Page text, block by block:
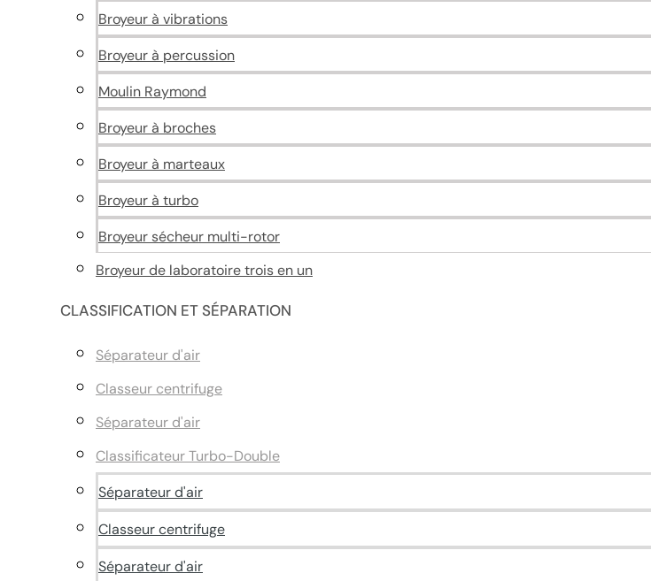
Broyeur à vibrations
Broyeur à percussion
Moulin Raymond
Broyeur à broches
Broyeur à marteaux
Broyeur à turbo
Broyeur sécheur multi-rotor
Broyeur de laboratoire trois en un
CLASSIFICATION ET SÉPARATION
Séparateur d'air
Classeur centrifuge
Séparateur d'air
Classificateur Turbo-Double
Séparateur d'air
Classeur centrifuge
Séparateur d'air